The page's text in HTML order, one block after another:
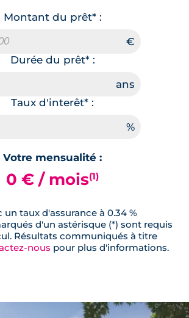
Montant du prêt* :
Durée du prêt* :
Taux d'interêt* :
Votre mensualité :
0 € / mois(1)
un taux d'assurance à 0.34 %
d'un astérisque (*) sont requis
Résultats communiqués à titre
nous pour plus d'informations.